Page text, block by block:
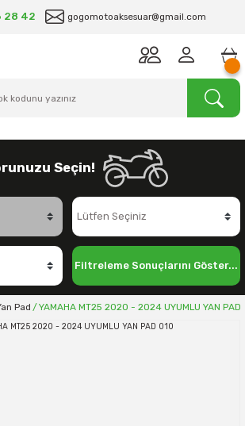
28 42 gogomotoaksesuar@gmail.com
Seçin!
Filtreleme Sonuçlarını Göster...
Pad YAMAHA MT25 2020 - 2024 UYUMLU YAN PAD